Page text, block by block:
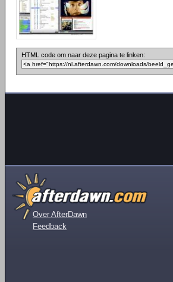
HTML code om naar deze pagina te linken:
Over AfterDawn
Feedback